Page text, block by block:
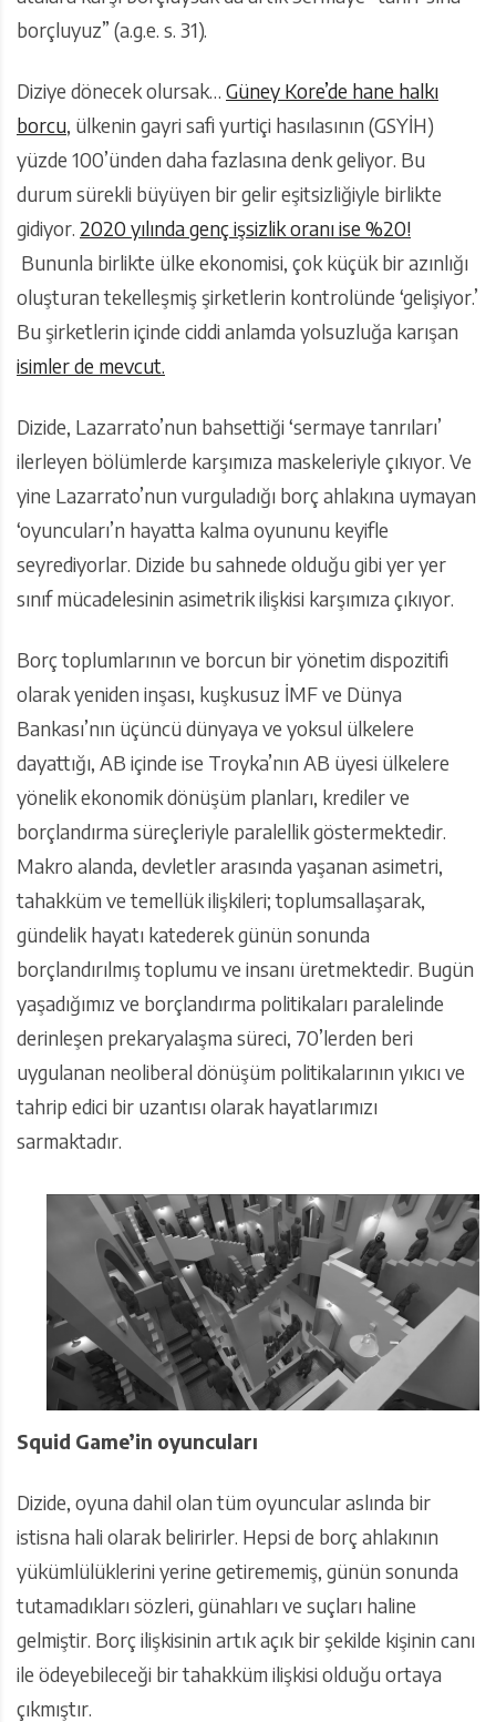
borçluyuz” (a.g.e. s. 31).
Diziye dönecek olursak… Güney Kore’de hane halkı
borcu, ülkenin gayri safi yurtiçi hasılasının (GSYİH)
yüzde 100’ünden daha fazlasına denk geliyor. Bu
durum sürekli büyüyen bir gelir eşitsizliğiyle birlikte
gidiyor. 2020 yılında genç işsizlik oranı ise %20!
Bununla birlikte ülke ekonomisi, çok küçük bir azınlığı
oluşturan tekelleşmiş şirketlerin kontrolünde ‘gelişiyor.’
Bu şirketlerin içinde ciddi anlamda yolsuzluğa karışan
isimler de mevcut.
Dizide, Lazarrato’nun bahsettiği ‘sermaye tanrıları’
ilerleyen bölümlerde karşımıza maskeleriyle çıkıyor. Ve
yine Lazarrato’nun vurguladığı borç ahlakına uymayan
‘oyuncuları’n hayatta kalma oyununu keyifle
seyrediyorlar. Dizide bu sahnede olduğu gibi yer yer
sınıf mücadelesinin asimetrik ilişkisi karşımıza çıkıyor.
Borç toplumlarının ve borcun bir yönetim dispozitifi
olarak yeniden inşası, kuşkusuz İMF ve Dünya
Bankası’nın üçüncü dünyaya ve yoksul ülkelere
dayattığı, AB içinde ise Troyka’nın AB üyesi ülkelere
yönelik ekonomik dönüşüm planları, krediler ve
borçlandırma süreçleriyle paralellik göstermektedir.
Makro alanda, devletler arasında yaşanan asimetri,
tahakküm ve temellük ilişkileri; toplumsallaşarak,
gündelik hayatı katederek günün sonunda
borçlandırılmış toplumu ve insanı üretmektedir. Bugün
yaşadığımız ve borçlandırma politikaları paralelinde
derinleşen prekaryalaşma süreci, 70’lerden beri
uygulanan neoliberal dönüşüm politikalarının yıkıcı ve
tahrip edici bir uzantısı olarak hayatlarımızı
sarmaktadır.
Squid Game’in oyuncuları
Dizide, oyuna dahil olan tüm oyuncular aslında bir
istisna hali olarak belirirler. Hepsi de borç ahlakının
yükümlülüklerini yerine getirememiş, günün sonunda
tutamadıkları sözleri, günahları ve suçları haline
gelmiştir. Borç ilişkisinin artık açık bir şekilde kişinin canı
ile ödeyebileceği bir tahakküm ilişkisi olduğu ortaya
çıkmıştır.